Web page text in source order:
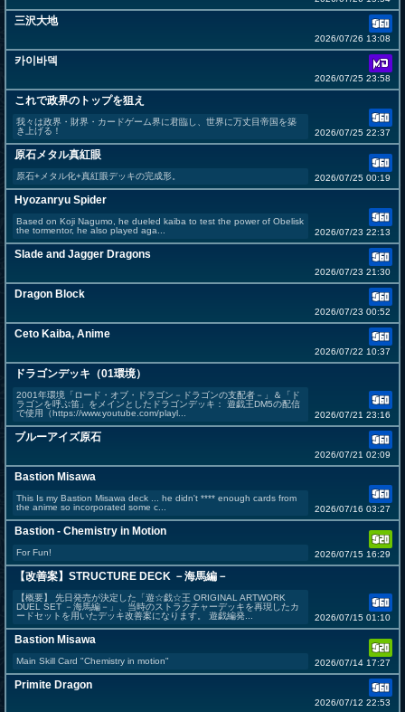
三沢大地
2026/07/26 13:08
카이바덱
2026/07/25 23:58
これで政界のトップを狙え
我々は政界・財界・カードゲーム界に君臨し、世界に万丈目帝国を築
き上げる！
2026/07/25 22:37
原石メタル真紅眼
原石+メタル化+真紅眼デッキの完成形。 2026/07/25 00:19
Hyozanryu Spider
Based on Koji Nagumo, he dueled kaiba to test the power of Obelisk
the tormentor, he also played aga...
2026/07/23 22:13
Slade and Jagger Dragons
2026/07/23 21:30
Dragon Block
2026/07/23 00:52
Ceto Kaiba, Anime
2026/07/22 10:37
ドラゴンデッキ（01環境）
2001年環境「ロード・オブ・ドラゴン－ドラゴンの支配者－」＆「ド
ラゴンを呼ぶ笛」をメインとしたドラゴンデッキ： 遊戯王DM5の配信
で使用（https://www.youtube.com/playl...
2026/07/21 23:16
ブルーアイズ原石
2026/07/21 02:09
Bastion Misawa
This Is my Bastion Misawa deck ... he didn't **** enough cards from
the anime so incorporated some c...
2026/07/16 03:27
Bastion - Chemistry in Motion
For Fun! 2026/07/15 16:29
【改善案】STRUCTURE DECK －海馬編－
【概要】 先日発売が決定した「遊☆戯☆王 ORIGINAL ARTWORK
DUEL SET －海馬編－」、当時のストラクチャーデッキを再現したカ
ードセットを用いたデッキ改善案になります。 遊戯編発...
2026/07/15 01:10
Bastion Misawa
Main Skill Card "Chemistry in motion" 2026/07/14 17:27
Primite Dragon
2026/07/12 22:53